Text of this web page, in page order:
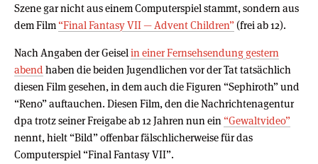
Szene gar nicht aus einem Computerspiel stammt, sondern aus
dem Film “Final Fantasy VII — Advent Children” (frei ab 12).
Nach Angaben der Geisel in einer Fernsehsendung gestern
abend haben die beiden Jugendlichen vor der Tat tatsächlich
diesen Film gesehen, in dem auch die Figuren “Sephiroth” und
“Reno” auftauchen. Diesen Film, den die Nachrichtenagentur
dpa trotz seiner Freigabe ab 12 Jahren nun ein “Gewaltvideo”
nennt, hielt “Bild” offenbar fälschlicherweise für das
Computerspiel “Final Fantasy VII”.